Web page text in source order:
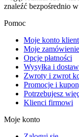
znaleźć bezpośrednio
Pomoc
Moje konto
Moje zamówienie
Opcje płatności
Wysyłka i
Zwroty i zwrot
Promocje i
Potrzebujesz
Klienci firmowi
Moje konto